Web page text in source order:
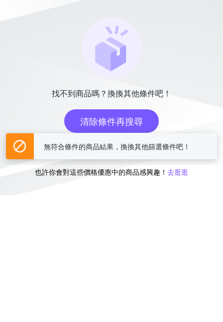
找不到商品嗎？換換其他條件吧！
清除條件再搜尋
或
也許你會對這些價格優惠中的商品感興趣！ 去逛逛
無符合條件的商品結果，換換其他篩選條件吧！